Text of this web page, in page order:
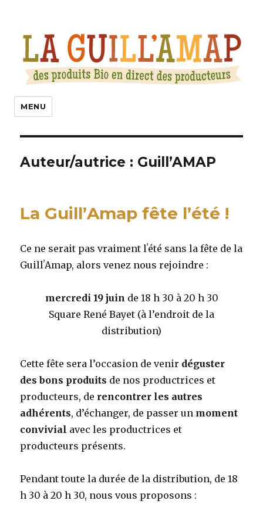
La Guill’Amap
MENU
Auteur/autrice : Guill’AMAP
La GuillʼAmap fête lʼété !
Ce ne serait pas vraiment lʼété sans la fête de la
GuillʼAmap, alors venez nous rejoindre :
mercredi 19 juin de 18 h 30 à 20 h 30
Square René Bayet (à l’endroit de la
distribution)
Cette fête sera l’occasion de venir déguster
des bons produits de nos productrices et
producteurs, de rencontrer les autres
adhérents, d’échanger, de passer un moment
convivial avec les productrices et
producteurs présents.
Pendant toute la durée de la distribution, de 18
h 30 à 20 h 30, nous vous proposons :